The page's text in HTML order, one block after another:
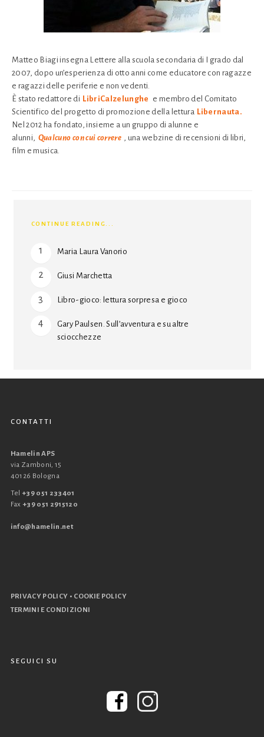
Matteo Biagi insegna Lettere alla scuola secondaria di I grado dal
2007, dopo un’esperienza di otto anni come educatore con ragazze
e ragazzi delle periferie e non vedenti.
È stato redattore di LibriCalzelunghe e membro del Comitato
Scientifico del progetto di promozione della lettura Libernauta.
Nel 2012 ha fondato, insieme a un gruppo di alunne e
alunni,
Qualcuno con cui correre
, una webzine di recensioni di libri,
film e musica.
CONTINUE READING...
Maria Laura Vanorio
Giusi Marchetta
Libro-gioco: lettura sorpresa e gioco
Gary Paulsen. Sull’avventura e su altre
sciocchezze
CONTATTI
Hamelin APS
via Zamboni, 15
40126 Bologna
Tel +39 051 233401
Fax +39 051 2915120
info@hamelin.net
PRIVACY POLICY • COOKIE POLICY
TERMINI E CONDIZIONI
SEGUICI SU